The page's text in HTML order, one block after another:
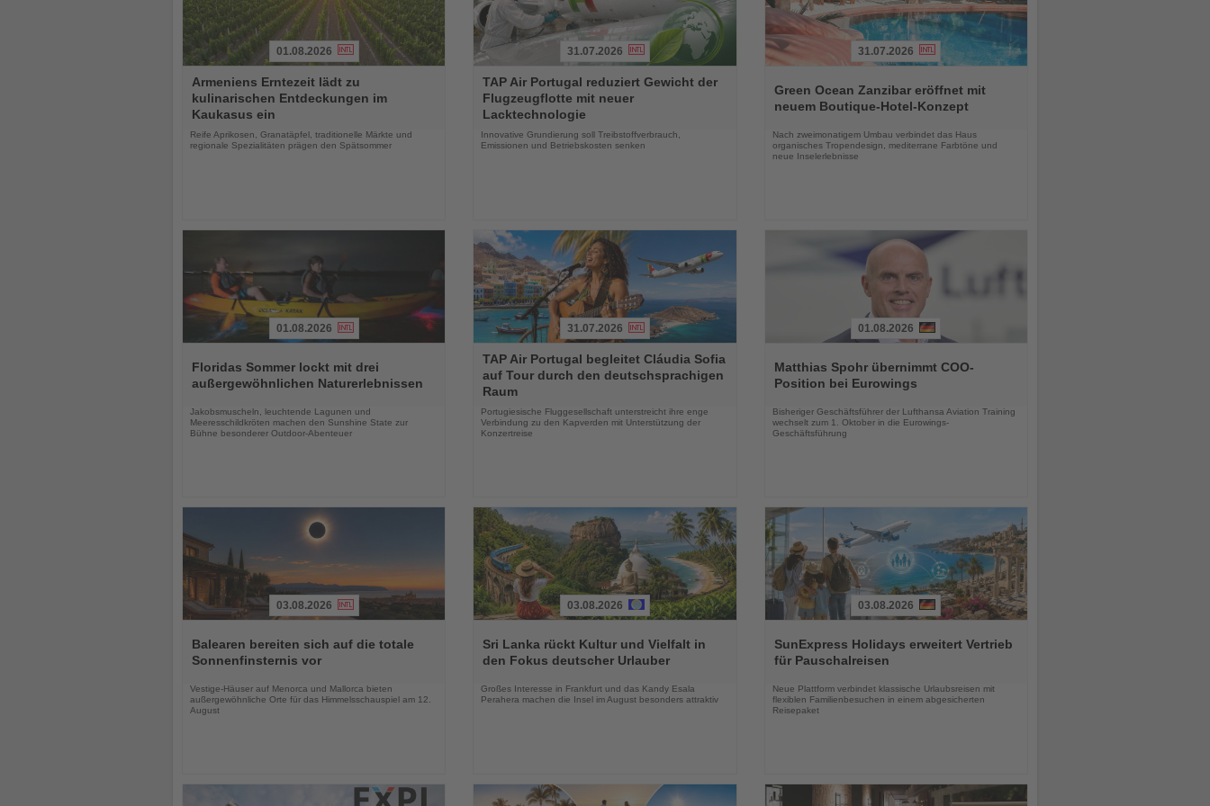
Sie
die
Nachrichten
01.08.2026
Armeniens Erntezeit lädt zu
kulinarischen Entdeckungen im
Kaukasus ein
Reife Aprikosen, Granatäpfel, traditionelle Märkte und
regionale Spezialitäten prägen den Spätsommer
Sie
die
Nachrichten
31.07.2026
TAP Air Portugal reduziert Gewicht der
Flugzeugflotte mit neuer
Lacktechnologie
Innovative Grundierung soll Treibstoffverbrauch,
Emissionen und Betriebskosten senken
Sie
die
31.07.2026
Green Ocean Zanzibar eröffnet mit
neuem Boutique-Hotel-Konzept
Nach zweimonatigem Umbau verbindet das Haus
organisches Tropendesign, mediterrane Farbtöne und
neue Inselerlebnisse
Sie
die
Nachrichten
01.08.2026
Floridas Sommer lockt mit drei
außergewöhnlichen Naturerlebnissen
Jakobsmuscheln, leuchtende Lagunen und
Meeresschildkröten machen den Sunshine State zur
Bühne besonderer Outdoor-Abenteuer
Sie
die
Nachrichten
31.07.2026
TAP Air Portugal begleitet Cláudia Sofia
auf Tour durch den deutschsprachigen
Raum
Portugiesische Fluggesellschaft unterstreicht ihre enge
Verbindung zu den Kapverden mit Unterstützung der
Konzertreise
Sie
die
01.08.2026
Matthias Spohr übernimmt COO-
Position bei Eurowings
Bisheriger Geschäftsführer der Lufthansa Aviation Training
wechselt zum 1. Oktober in die Eurowings-
Geschäftsführung
Sie
die
03.08.2026
Balearen bereiten sich auf die totale
Sonnenfinsternis vor
Vestige-Häuser auf Menorca und Mallorca bieten
außergewöhnliche Orte für das Himmelsschauspiel am 12.
August
Sie
die
03.08.2026
Sri Lanka rückt Kultur und Vielfalt in
den Fokus deutscher Urlauber
Großes Interesse in Frankfurt und das Kandy Esala
Perahera machen die Insel im August besonders attraktiv
Sie
die
03.08.2026
SunExpress Holidays erweitert Vertrieb
für Pauschalreisen
Neue Plattform verbindet klassische Urlaubsreisen mit
flexiblen Familienbesuchen in einem abgesicherten
Reisepaket